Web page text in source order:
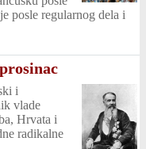
posle regularnog dela i
i
vlade
Hrvata i
radikalne